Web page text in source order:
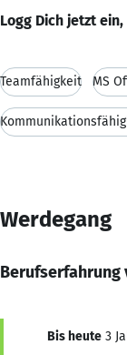
Logg Dich jetzt
Teamfähigkeit MS
Werdegang
Berufserfahrung
Bis heute 3